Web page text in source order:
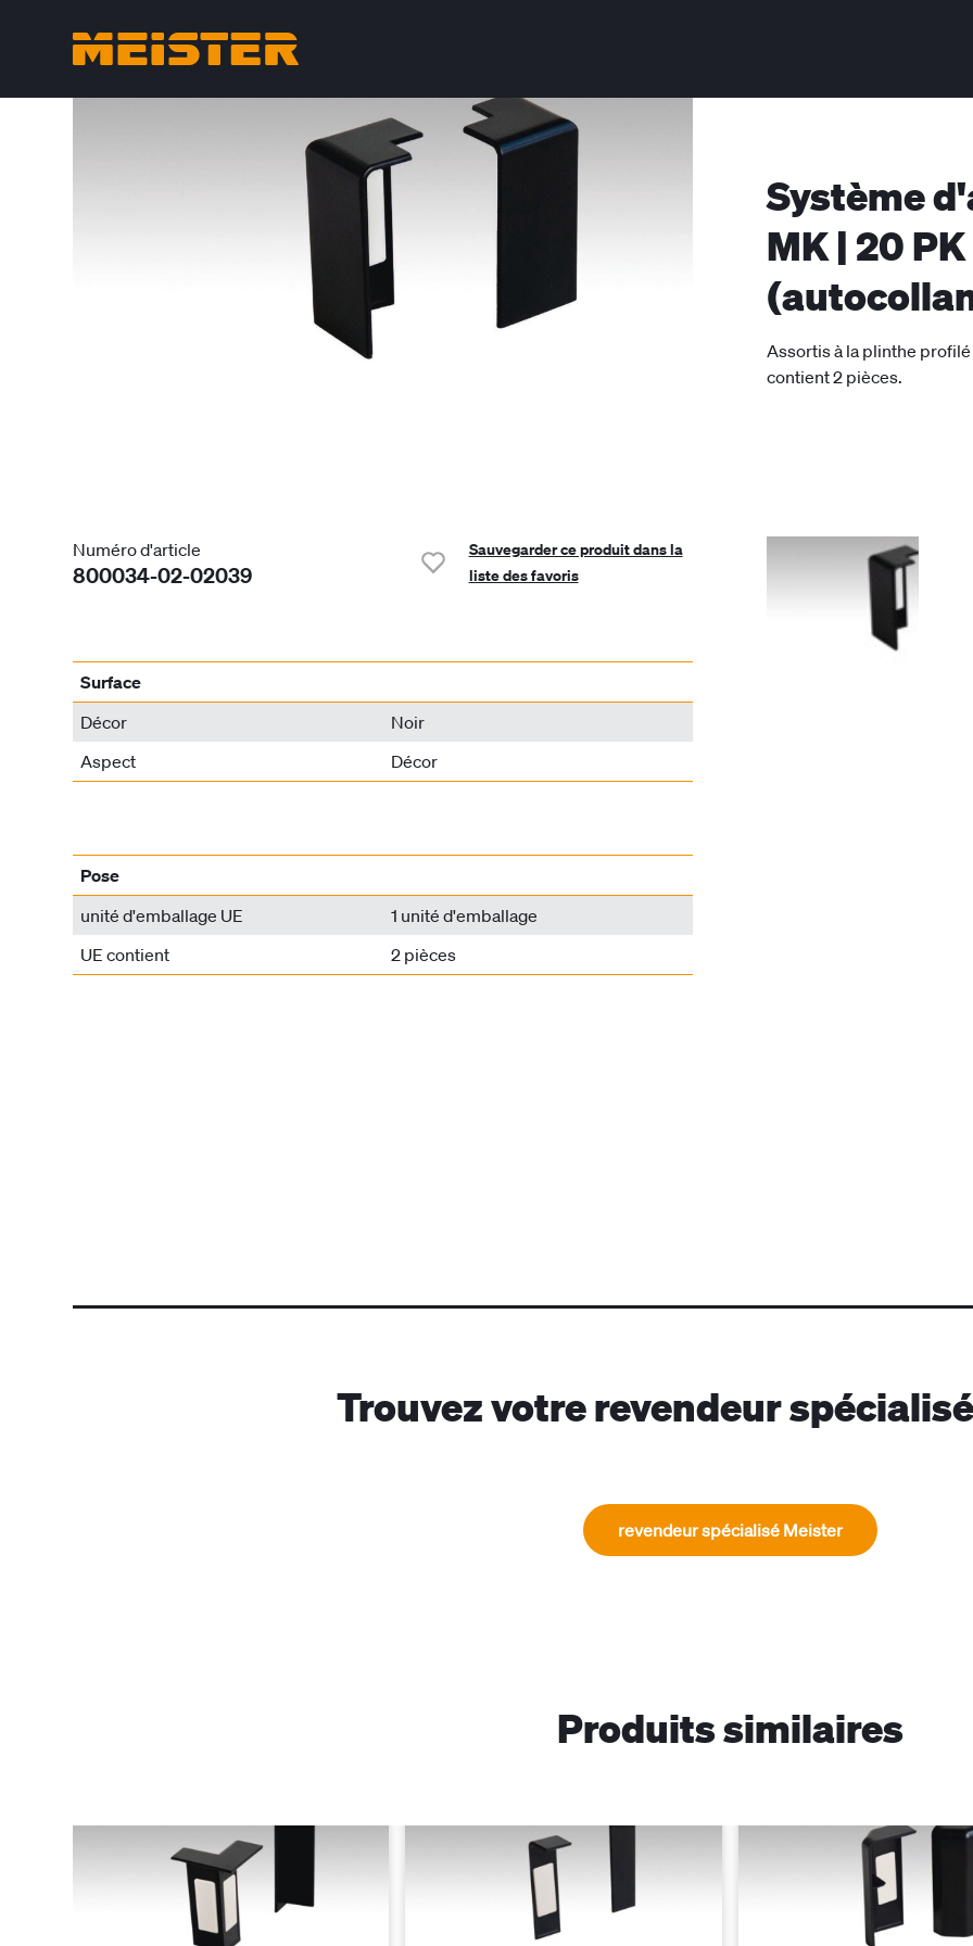
Système
MK | 20
Assortis à la plinthe profilé
contient 2 pièces.
Numéro d'article
800034-02-02039
Sauvegarder ce produit dans la
liste des favoris
Surface
Décor
Noir
Aspect
Décor
Pose
unité d'emballage UE
1 unité d'emballage
UE contient
2 pièces
Trouvez votre revendeur
revendeur spécialisé Meister
Produits similaires